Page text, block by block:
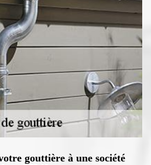
gouttière à une société